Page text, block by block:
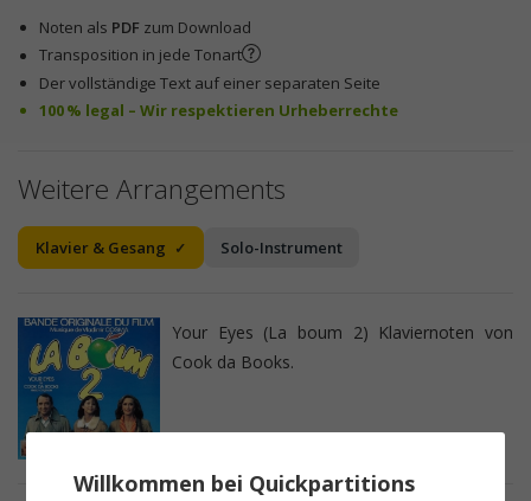
Noten als PDF zum Download
Transposition in jede Tonart
Der vollständige Text auf einer separaten Seite
100 % legal – Wir respektieren Urheberrechte
Weitere Arrangements
Klavier & Gesang Solo-Instrument
Your Eyes (La boum 2) Klaviernoten von
Cook da Books.
Willkommen bei Quickpartitions